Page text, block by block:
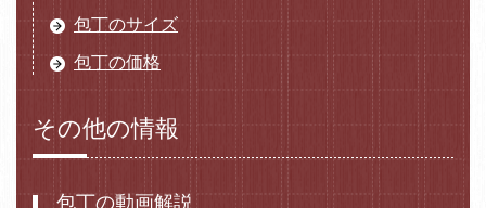
包丁のサイズ
包丁の価格
その他の情報
包丁の動画解説